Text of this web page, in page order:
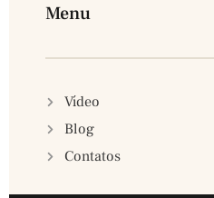
Menu
Vídeo
Blog
Contatos